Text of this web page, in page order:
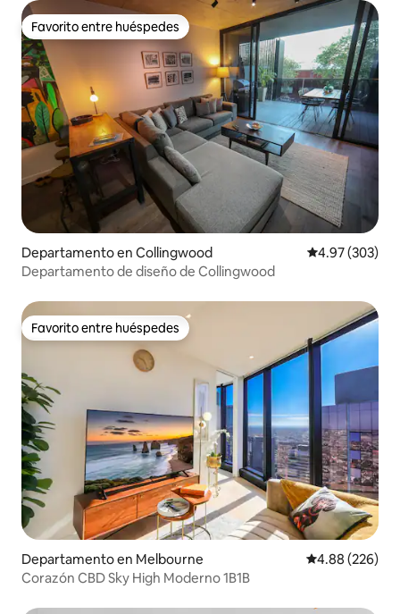
Favorito entre huéspedes
Favorito entre huéspedes
Departamento en Collingwood Calificación
4.97 (303)
Departamento de diseño de Collingwood
Favorito entre huéspedes
Favorito entre huéspedes
Departamento en Melbourne Calificación
4.88 (226)
Corazón CBD Sky High Moderno 1B1B